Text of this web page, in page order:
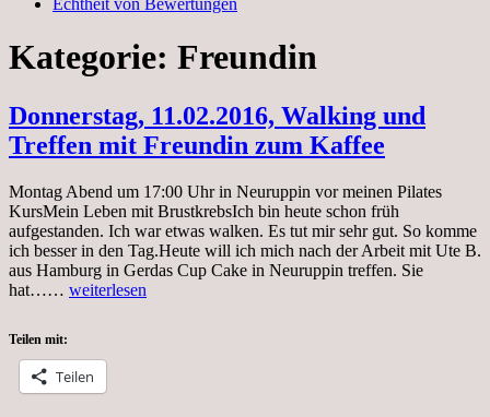
Echtheit von Bewertungen
Kategorie: Freundin
Donnerstag, 11.02.2016, Walking und
Treffen mit Freundin zum Kaffee
Montag Abend um 17:00 Uhr in Neuruppin vor meinen Pilates
KursMein Leben mit BrustkrebsIch bin heute schon früh
aufgestanden. Ich war etwas walken. Es tut mir sehr gut. So komme
ich besser in den Tag.Heute will ich mich nach der Arbeit mit Ute B.
aus Hamburg in Gerdas Cup Cake in Neuruppin treffen. Sie
hat…… Donnerstag,
Treffen
mit
weiterlesen
Teilen mit:
Teilen